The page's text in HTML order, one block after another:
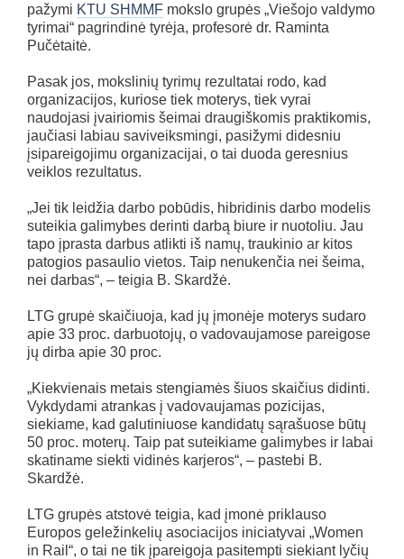
pažymi KTU SHMMF mokslo grupės „Viešojo valdymo
tyrimai“ pagrindinė tyrėja, profesorė dr. Raminta
Pučėtaitė.
Pasak jos, mokslinių tyrimų rezultatai rodo, kad
organizacijos, kuriose tiek moterys, tiek vyrai
naudojasi įvairiomis šeimai draugiškomis praktikomis,
jaučiasi labiau saviveiksmingi, pasižymi didesniu
įsipareigojimu organizacijai, o tai duoda geresnius
veiklos rezultatus.
„Jei tik leidžia darbo pobūdis, hibridinis darbo modelis
suteikia galimybes derinti darbą biure ir nuotoliu. Jau
tapo įprasta darbus atlikti iš namų, traukinio ar kitos
patogios pasaulio vietos. Taip nenukenčia nei šeima,
nei darbas“, – teigia B. Skardžė.
LTG grupė skaičiuoja, kad jų įmonėje moterys sudaro
apie 33 proc. darbuotojų, o vadovaujamose pareigose
jų dirba apie 30 proc.
„Kiekvienais metais stengiamės šiuos skaičius didinti.
Vykdydami atrankas į vadovaujamas pozicijas,
siekiame, kad galutiniuose kandidatų sąrašuose būtų
50 proc. moterų. Taip pat suteikiame galimybes ir labai
skatiname siekti vidinės karjeros“, – pastebi B.
Skardžė.
LTG grupės atstovė teigia, kad įmonė priklauso
Europos geležinkelių asociacijos iniciatyvai „Women
in Rail“, o tai ne tik įpareigoja pasitempti siekiant lyčių